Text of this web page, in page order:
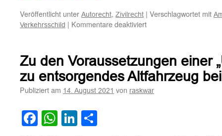
Veröffentlicht unter Autorecht, Zivilrecht | Verschlagwortet mit
Verkehrsschild | Kommentare deaktiviertfür
Amtshaftung
bei
Kollision
eines
Zu den Voraussetzungen einer
zu entsorgendes Altfahrzeug
Publiziert am 14. August 2021 von raskwar
Facebook
WhatsApp
LinkedIn